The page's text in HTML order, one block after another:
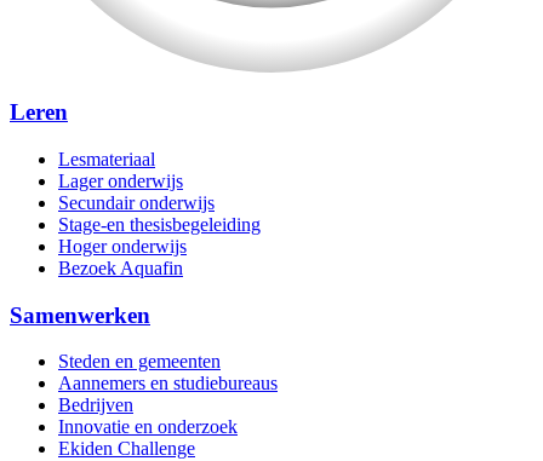
Leren
Lesmateriaal
Lager onderwijs
Secundair onderwijs
Stage-en thesisbegeleiding
Hoger onderwijs
Bezoek Aquafin
Samenwerken
Steden en gemeenten
Aannemers en studiebureaus
Bedrijven
Innovatie en onderzoek
Ekiden Challenge